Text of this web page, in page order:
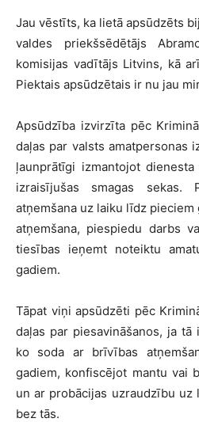
Jau vēstīts, ka lietā apsūdzēts
valdes priekšsēdētājs
komisijas vadītājs Litvins, kā
Piektais apsūdzētais ir nu jau
Apsūdzība izvirzīta pēc
daļas par valsts amatpersonas
ļaunprātīgi izmantojot
izraisījušas smagas
atņemšana uz laiku līdz
atņemšana, piespiedu darbs
tiesības ieņemt noteiktu
gadiem.
Tāpat viņi apsūdzēti pēc
daļas par piesavināšanos, ja
ko soda ar brīvības
gadiem, konfiscējot mantu vai
un ar probācijas uzraudzību
bez tās.